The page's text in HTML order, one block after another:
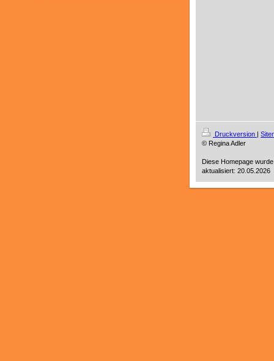
Druckversion |
© Regina Adler
Diese Homepage
aktualisiert: 20.05.2026